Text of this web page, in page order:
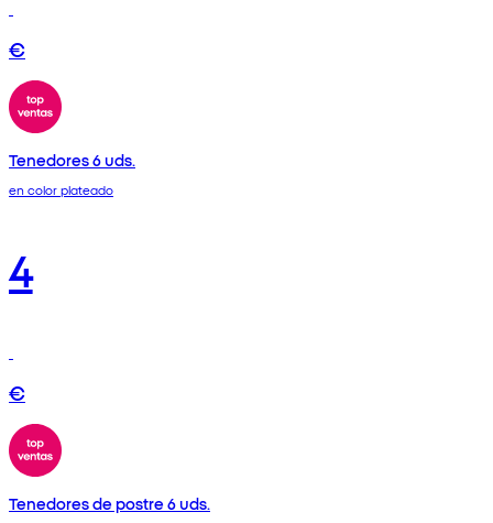
€
Tenedores 6 uds.
en color plateado
4
€
Tenedores de postre 6 uds.